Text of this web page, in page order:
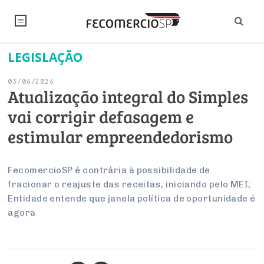
NOTÍCIAS
Artigos
Institucional
PROJETOS ESPECIAIS:
UM BRASIL
Economia
Pesquisas
Internacional
Modernização do Estado
Trabalho
Empresas
Arbitragem e Mediação
Negócios
Varejo
Serviços
Sustentabilidade
SINDICATOS
PESQUISAS
INSTITUCIONAL
Sobre
Negociações Coletivas
CONSELHOS
LEGISLAÇÃO
03/06/2026
Atualização integral do Simples
vai corrigir defasagem e
estimular empreendedorismo
FecomercioSP é contrária à possibilidade de
fracionar o reajuste das receitas, iniciando pelo MEI;
Entidade entende que janela política de oportunidade é
agora